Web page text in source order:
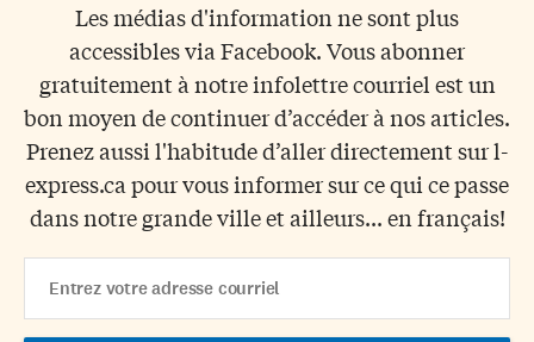
Les médias d'information ne sont plus
accessibles via Facebook. Vous abonner
gratuitement à notre infolettre courriel est un
bon moyen de continuer d’accéder à nos articles.
Prenez aussi l'habitude d’aller directement sur l-
express.ca pour vous informer sur ce qui ce passe
dans notre grande ville et ailleurs... en français!
Address